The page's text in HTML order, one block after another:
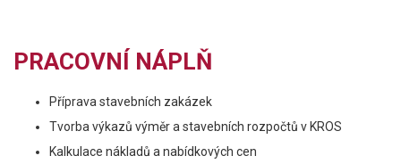
PRACOVNÍ NÁPLŇ
Příprava stavebních zakázek
Tvorba výkazů výměr a stavebních rozpočtů v KROS
Kalkulace nákladů a nabídkových cen